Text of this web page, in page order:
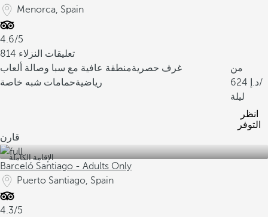
Menorca, Spain
4.6/5
814 تعليقات النزلاء
غرف حصريةمنطقة عافية مع سبا وصالة ألعاب
رياضيةحمامات شبه خاصة
من
624
/
ليلة
انظر
التوفر
قارن
الإقامة الكاملة
Barceló Santiago - Adults Only
Puerto Santiago, Spain
4.3/5